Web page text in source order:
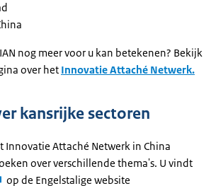
nog meer voor u kan betekenen? Bekijk
over het Innovatie Attaché Netwerk.
kansrijke sectoren
Innovatie Attaché Netwerk in China
over verschillende thema's. U vindt
op de Engelstalige website